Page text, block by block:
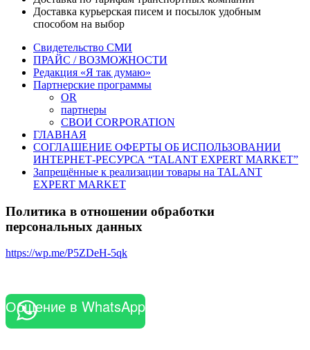
Доставка курьерская писем и посылок удобным
способом на выбор
Свидетельство СМИ
ПРАЙС / ВОЗМОЖНОСТИ
Редакция «Я так думаю»
Партнерские программы
OR
партнеры
СВОИ CORPORATION
ГЛАВНАЯ
СОГЛАШЕНИЕ ОФЕРТЫ ОБ ИСПОЛЬЗОВАНИИ
ИНТЕРНЕТ-РЕСУРСА “TALANT EXPERT MARKET”
Запрещённые к реализации товары на TALANT
EXPERT MARKET
Политика в отношении обработки
персональных данных
https://wp.me/P5ZDeH-5qk
Общение в WhatsApp